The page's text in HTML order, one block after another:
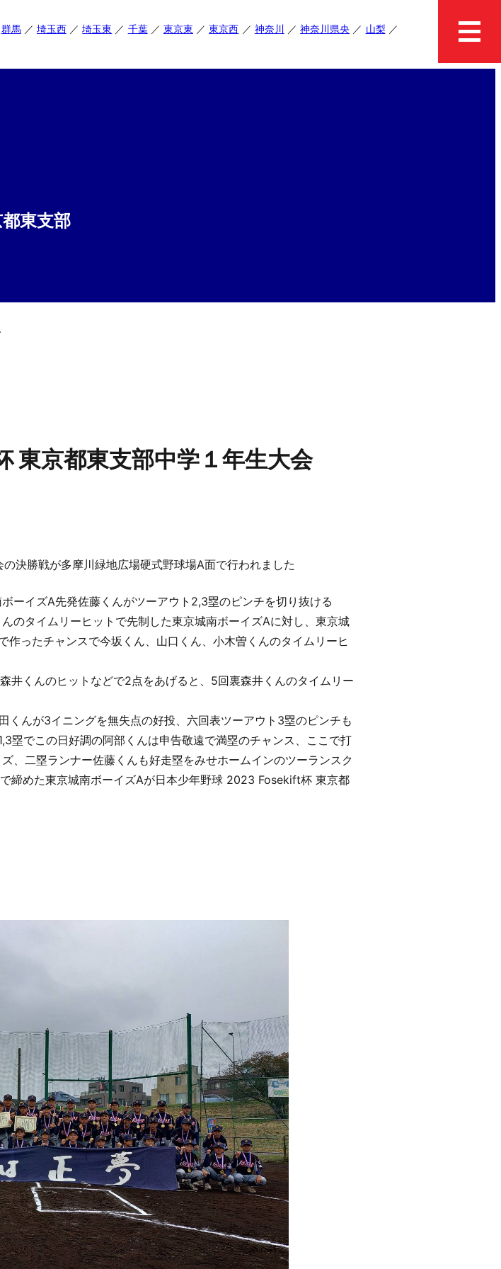
群馬 埼玉西 埼玉東 千葉 東京東 東京西 神奈川 神奈川県央
山梨
東支部
結果
東京都東支部中学１年生大会
決勝戦が多摩川緑地広場硬式野球場A面で行われました
ーイズA先発佐藤くんがツーアウト2,3塁のピンチを切り抜ける
のタイムリーヒットで先制した東京城南ボーイズAに対し、東京城
ったチャンスで今坂くん、山口くん、小木曽くんのタイムリーヒ
井くんのヒットなどで2点をあげると、5回裏森井くんのタイムリー
くんが3イニングを無失点の好投、六回表ツーアウト3塁のピンチも
塁でこの日好調の阿部くんは申告敬遠で満塁のチャンス、ここで打
、二塁ランナー佐藤くんも好走塁をみせホームインのツーランスク
締めた東京城南ボーイズAが日本少年野球 2023 Fosekift杯 東京都